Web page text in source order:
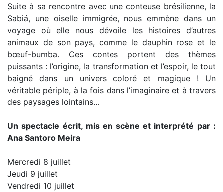
Suite à sa rencontre avec une conteuse brésilienne, la
Sabiá, une oiselle immigrée, nous emmène dans un
voyage où elle nous dévoile les histoires d’autres
animaux de son pays, comme le dauphin rose et le
bœuf-bumba. Ces contes portent des thèmes
puissants : l’origine, la transformation et l’espoir, le tout
baigné dans un univers coloré et magique ! Un
véritable périple, à la fois dans l’imaginaire et à travers
des paysages lointains…
Un spectacle écrit, mis en scène et interprété par :
Ana Santoro Meira
Mercredi 8 juillet
Jeudi 9 juillet
Vendredi 10 juillet